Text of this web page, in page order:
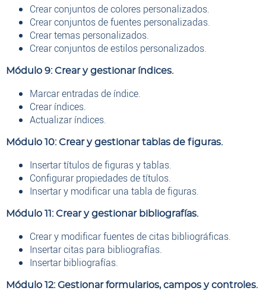
Crear conjuntos de colores personalizados.
Crear conjuntos de fuentes personalizadas.
Crear temas personalizados.
Crear conjuntos de estilos personalizados.
Módulo 9: Crear y gestionar índices.
Marcar entradas de índice.
Crear índices.
Actualizar índices.
Módulo 10: Crear y gestionar tablas de figuras.
Insertar títulos de figuras y tablas.
Configurar propiedades de títulos.
Insertar y modificar una tabla de figuras.
Módulo 11: Crear y gestionar bibliografías.
Crear y modificar fuentes de citas bibliográficas.
Insertar citas para bibliografías.
Insertar bibliografías.
Módulo 12: Gestionar formularios, campos y controles.